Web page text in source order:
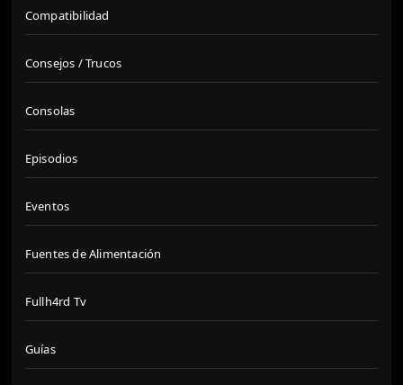
Compatibilidad
Consejos / Trucos
Consolas
Episodios
Eventos
Fuentes de Alimentación
Fullh4rd Tv
Guías